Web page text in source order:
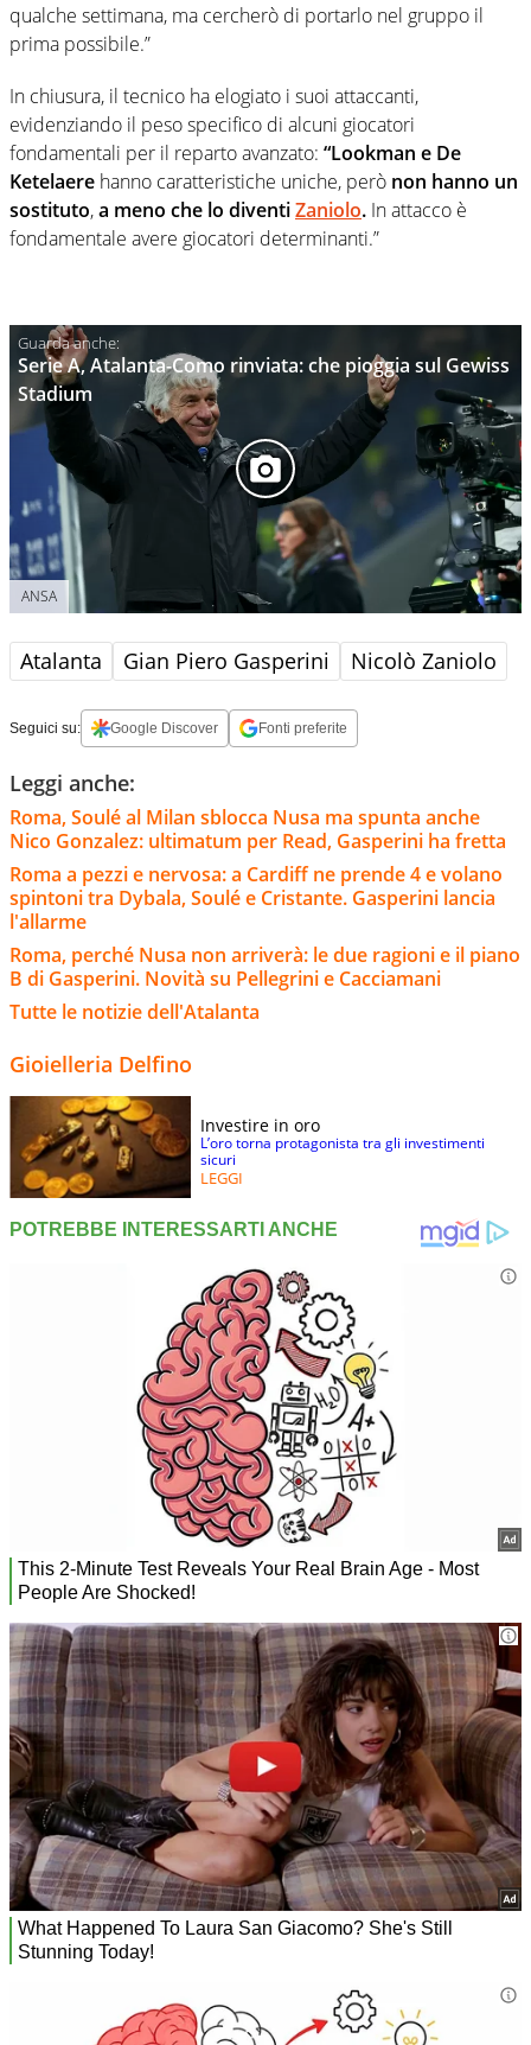
qualche settimana, ma cercherò di portarlo nel gruppo il
prima possibile.”
In chiusura, il tecnico ha elogiato i suoi attaccanti,
evidenziando il peso specifico di alcuni giocatori
fondamentali per il reparto avanzato: “Lookman e De
Ketelaere hanno caratteristiche uniche, però non hanno un
sostituto,a meno che lo diventiZaniolo. In attacco è
fondamentale avere giocatori determinanti.”
Serie A, Atalanta-Como rinviata: che pioggia sul Gewiss
Stadium
ANSA
Atalanta Gian Piero Gasperini Nicolò Zaniolo
Seguici su: Google Discover Fonti preferite
Leggi anche:
Roma, Soulé al Milan sblocca Nusa ma spunta anche
Nico Gonzalez: ultimatum per Read, Gasperini ha fretta
Roma a pezzi e nervosa: a Cardiff ne prende 4 e volano
spintoni tra Dybala, Soulé e Cristante. Gasperini lancia
l'allarme
Roma, perché Nusa non arriverà: le due ragioni e il piano
B di Gasperini. Novità su Pellegrini e Cacciamani
Tutte le notizie dell'Atalanta
Gioielleria Delfino
Investire in oro
L’oro torna protagonista tra gli investimenti
sicuri
LEGGI